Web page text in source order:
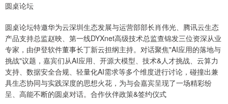
圆桌论坛
圆桌论坛特邀华为云深圳生态发展与运营部部长肖伟光、腾讯云生态
产品支持总监赵映、第一线DYXnet高级技术总监查锦发三位资深从业
专家，由伊登软件董事长丁新云担纲主持。对话聚焦"AI应用的落地与
挑战"议题，嘉宾们从AI应用、开源大模型、技术&人才挑战、云算力
支持、数据安全合规、轻量化AI需求等多个维度进行讨论，碰撞出兼
具生态协同与实践深度的思想火花，为与会嘉宾呈现了一场精彩纷
呈、高能不断的圆桌对话。合作伙伴政策&签约仪式